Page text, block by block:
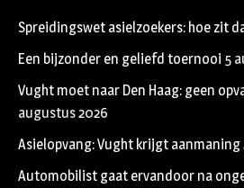
Spreidingswet asielzoekers: hoe zit
Een bijzonder en geliefd toernooi 5
Vught moet naar Den Haag: geen
augustus 2026
Asielopvang: Vught krijgt aanmaning
Automobilist gaat ervandoor na